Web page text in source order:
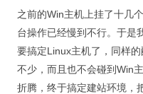
之前的Win主机上挂了十几
台操作已经慢到不行。于是
要搞定Linux主机了，同样
不少，而且也不会碰到Win
折腾，终于搞定建站环境，